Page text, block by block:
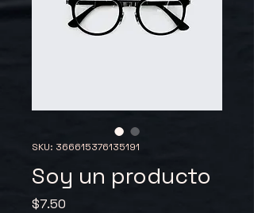
SKU: 366615376135191
Soy un producto
$7.50